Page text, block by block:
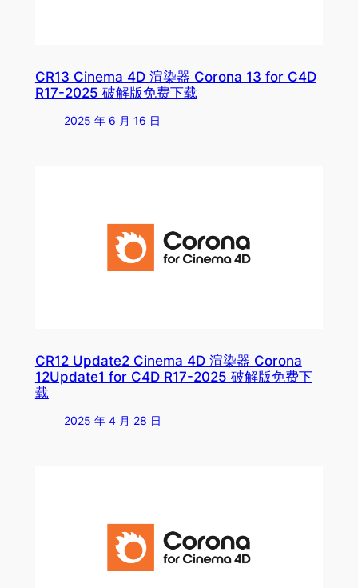
CR13 Cinema 4D 渲染器 Corona 13 for C4D
R17-2025 破解版免费下载
2025 年 6 月 16 日
CR12 Update2 Cinema 4D 渲染器 Corona
12Update1 for C4D R17-2025 破解版免费下
载
2025 年 4 月 28 日